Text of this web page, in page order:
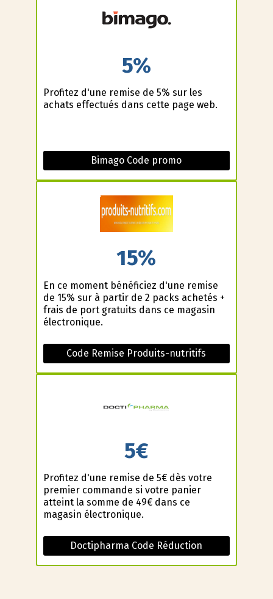
5%
Profitez d'une remise de 5% sur les
achats effectués dans cette page web.
Bimago Code promo
15%
En ce moment bénéficiez d'une remise
de 15% sur à partir de 2 packs achetés +
frais de port gratuits dans ce magasin
électronique.
Code Remise Produits-nutritifs
5€
Profitez d'une remise de 5€ dès votre
premier commande si votre panier
atteint la somme de 49€ dans ce
magasin électronique.
Doctipharma Code Réduction